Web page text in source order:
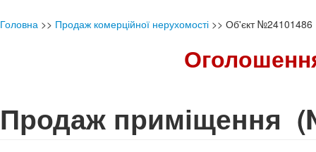
Головна >> Продаж комерційної нерухомості >> Об'єкт №24101486
Продаж приміщення